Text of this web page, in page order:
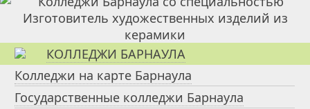
КОЛЛЕДЖИ БАРНАУЛА
Колледжи на карте Барнаула
Государственные колледжи Барнаула